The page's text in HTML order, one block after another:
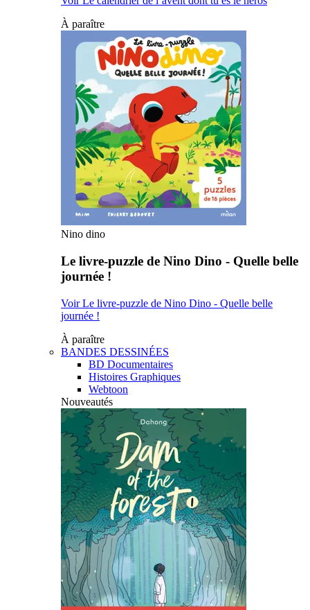
À paraître
Nino dino
Le livre-puzzle de Nino Dino - Quelle belle
journée !
Voir Le livre-puzzle de Nino Dino - Quelle belle
journée !
À paraître
BANDES DESSINÉES
BD Documentaires
Histoires Graphiques
Webtoon
Nouveautés